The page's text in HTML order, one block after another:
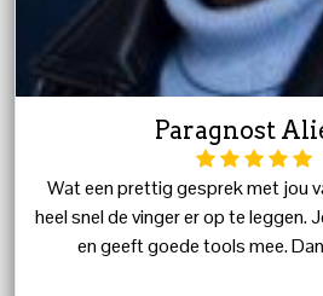
Paragnost
Wat een prettig gesprek met jou
heel snel de vinger er op te leggen.
en geeft goede tools mee.